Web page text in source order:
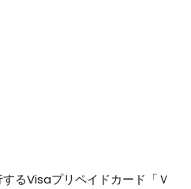
るVisaプリペイドカード「Ｖ